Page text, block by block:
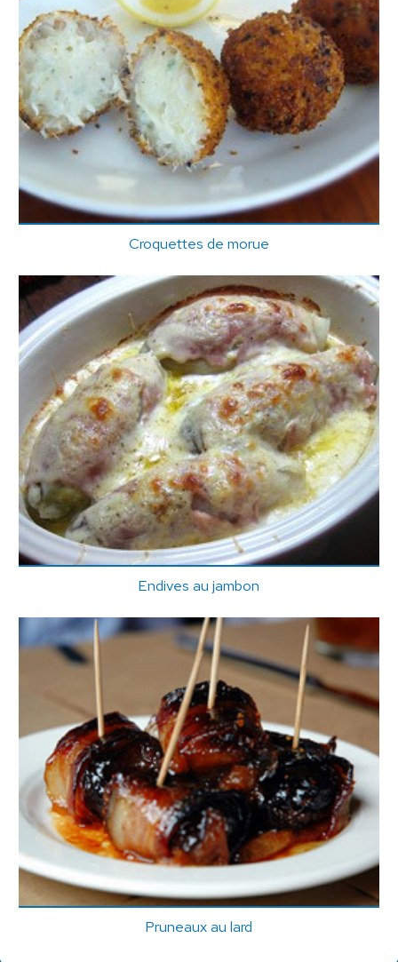
Croquettes de morue
Endives au jambon
Pruneaux au lard